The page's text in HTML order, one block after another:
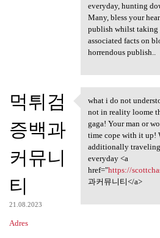
everyday, hunting
Many, bless your
publish whilst taking
associated facts on
horrendous publish..
먹튀검
증백과
커뮤니
티
21.08.2023
Adres
what i do not
what i do not
not in reality loome
gaga! Your man or
time cope with it up!
additionally traveling
everyday <a
href="https://
과커뮤니티</a>